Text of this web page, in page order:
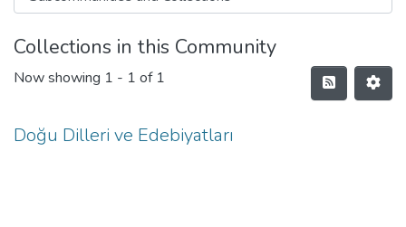
Collections in this Community
Now showing 1 - 1 of 1
Doğu Dilleri ve Edebiyatları